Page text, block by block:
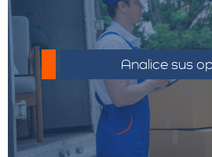
Analice sus
Compara precios y